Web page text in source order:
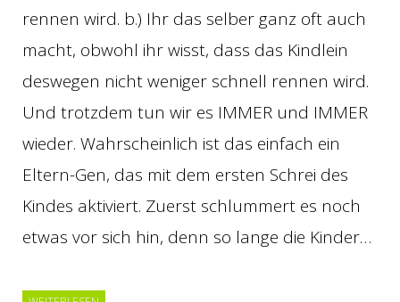
rennen wird. b.) Ihr das selber ganz oft auch
macht, obwohl ihr wisst, dass das Kindlein
deswegen nicht weniger schnell rennen wird.
Und trotzdem tun wir es IMMER und IMMER
wieder. Wahrscheinlich ist das einfach ein
Eltern-Gen, das mit dem ersten Schrei des
Kindes aktiviert. Zuerst schlummert es noch
etwas vor sich hin, denn so lange die Kinder…